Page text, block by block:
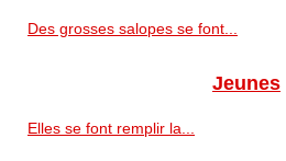
Des grosses salopes se font...
Jeunes
Elles se font remplir la...